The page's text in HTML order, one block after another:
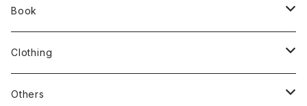
Book
stacks
新刊本
Clothing
Tees
Others